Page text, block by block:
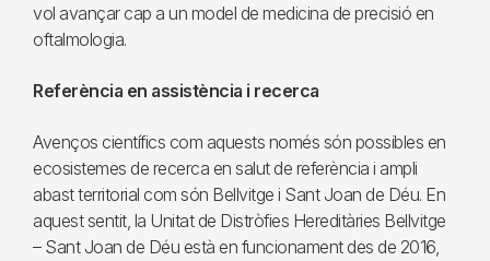
vol avançar cap a un model de medicina de precisió en
oftalmologia.
Referència en assistència i recerca
Avenços científics com aquests només són possibles en
ecosistemes de recerca en salut de referència i ampli
abast territorial com són Bellvitge i Sant Joan de Déu. En
aquest sentit, la Unitat de Distròfies Hereditàries Bellvitge
– Sant Joan de Déu està en funcionament des de 2016,